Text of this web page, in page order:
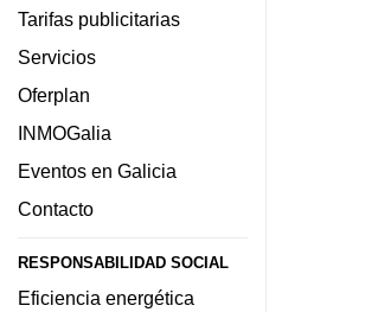
Tarifas publicitarias
Servicios
Oferplan
INMOGalia
Eventos en Galicia
Contacto
RESPONSABILIDAD SOCIAL
Eficiencia energética